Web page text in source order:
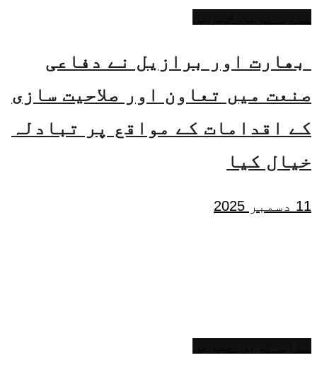
بھارت اور برازیل نے دفاعی
صنعت میں تعاون اور صلاحیت سازی
کے اقدامات کے مواقع پر تبادلہ
خیال کیا
11 دسمبر 2025